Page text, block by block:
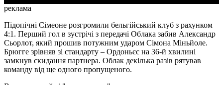
реклама
Підопічні Сімеоне розгромили бельгійський клуб з рахунком
4:1. Перший гол в зустрічі з передачі Облака забив Александр
Сьорлот, який прошив потужним ударом Сімона Міньйоле.
Брюгге зрівняв зі стандарту – Ордоньєс на 36-й хвилині
замкнув скидання партнера. Облак декілька разів рятував
команду від ще одного пропущеного.